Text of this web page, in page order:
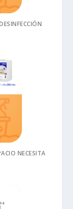
NECESITA